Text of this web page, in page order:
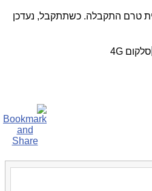
טרם התקבלה. כשתתקבל, נעדכן